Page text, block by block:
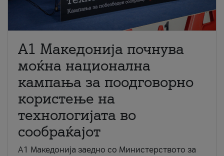
A1 Македонија почнува
моќна национална
кампања за поодговорно
користење на
технологијата во
сообраќајот
A1 Македонија заедно со Министерството за